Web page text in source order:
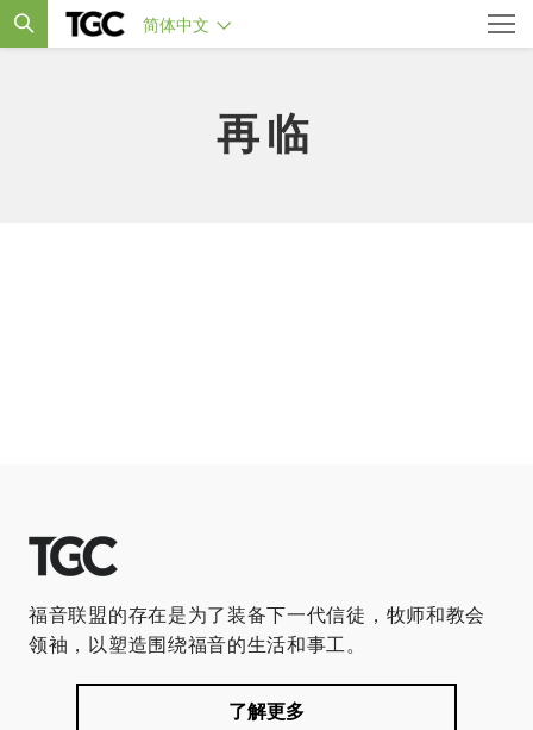
简体中文
再临
福音联盟的存在是为了装备下一代信徒，牧师和教会
领袖，以塑造围绕福音的生活和事工。
了解更多